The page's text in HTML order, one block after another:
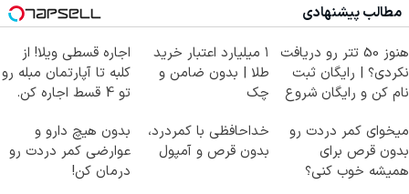
مطالب پیشنهادی
هنوز 50 تتر رو دریافت
نکردی؟ | رایگان ثبت
نام کن و رایگان شروع
۱ میلیارد اعتبار خرید
طلا | بدون ضامن و
چک
اجاره‌ قسطی ویلا! از
کلبه تا آپارتمان مبله رو
تو 4 قسط اجاره کن.
میخوای کمر دردت رو
بدون قرص برای
همیشه خوب کنی؟
خداحافظی با کمردرد،
بدون قرص و آمپول
بدون هیچ دارو و
عوارضی کمر دردت رو
درمان کن!